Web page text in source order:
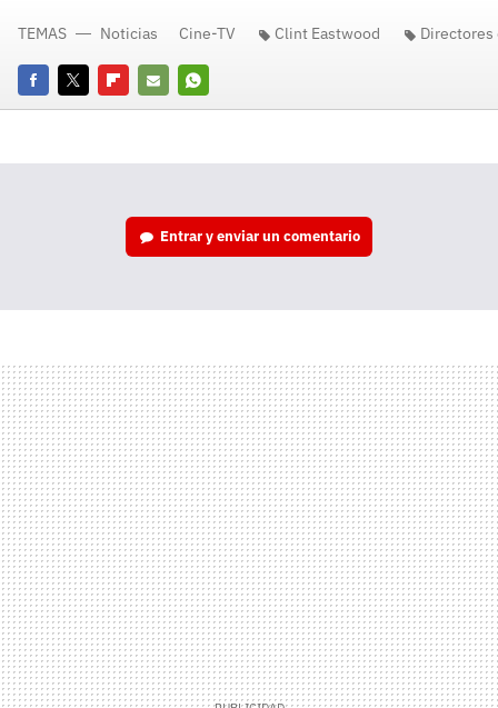
FacebookTwitterFlipboard
E-
Whatsapp
TEMAS Noticias Cine-TV Clint Eastwood Directores
Entrar y enviar un comentario